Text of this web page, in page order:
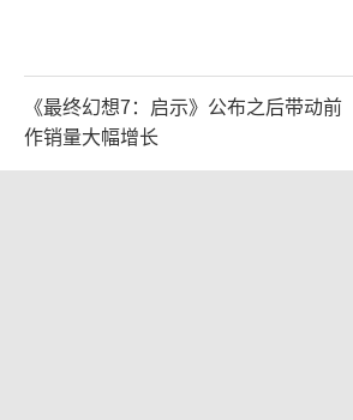
《最终幻想7：启示》公布之后带动前
作销量大幅增长
2026-08-03 09:46:57